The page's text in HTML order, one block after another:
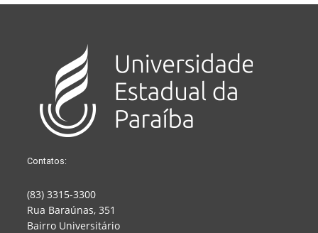
Contatos:
(83) 3315-3300
Rua Baraúnas, 351
Bairro Universitário